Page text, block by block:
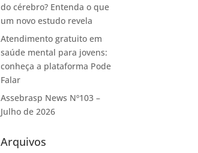
do cérebro? Entenda o que
um novo estudo revela
Atendimento gratuito em
saúde mental para jovens:
conheça a plataforma Pode
Falar
Assebrasp News Nº103 –
Julho de 2026
Arquivos